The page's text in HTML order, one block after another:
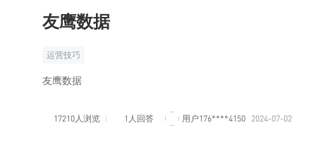
友鹰数据
运营技巧
友鹰数据
17210人浏览 1人回答 用户176****4150 2024-07-02